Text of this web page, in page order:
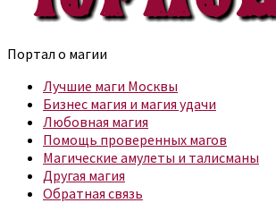
Портал о магии
Лучшие маги Москвы
Бизнес магия и магия удачи
Любовная магия
Помощь проверенных магов
Магические амулеты и талисманы
Другая магия
Обратная связь